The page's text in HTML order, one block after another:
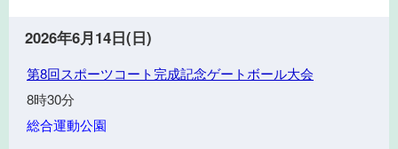
会
合
開
会
式･
ポ
ツ
大
2026年6月14日(日)
第
8
ス
第8回スポーツコート完成記念ゲートボール大会
8時30分
総合運動公園